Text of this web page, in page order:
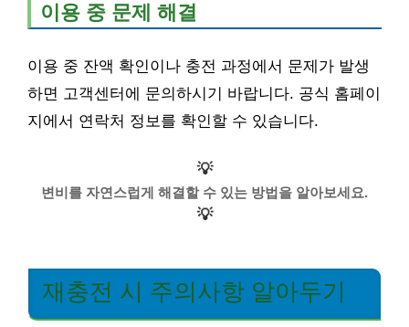
이용 중 문제 해결
이용 중 잔액 확인이나 충전 과정에서 문제가 발생
하면 고객센터에 문의하시기 바랍니다. 공식 홈페이
지에서 연락처 정보를 확인할 수 있습니다.
💡
변비를 자연스럽게 해결할 수 있는 방법을 알아보세요.
💡
재충전 시 주의사항 알아두기